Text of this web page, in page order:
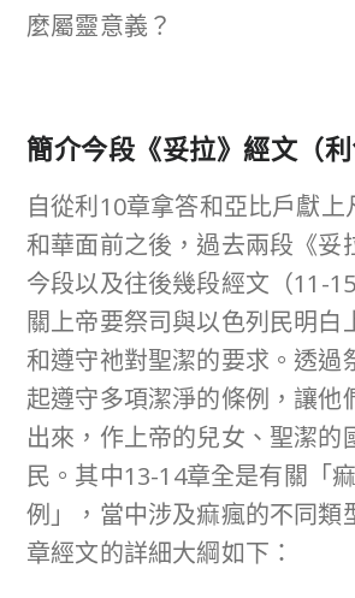
麼屬靈意義？
簡介今段《妥拉》經文（利
自從利10章拿答和亞比戶獻上
和華面前之後，過去兩段《妥
今段以及往後幾段經文（11-
關上帝要祭司與以色列民明白
和遵守祂對聖潔的要求。透過
起遵守多項潔淨的條例，讓他
出來，作上帝的兒女、聖潔的
民。其中13-14章全是有關「
例」，當中涉及痲瘋的不同類
章經文的詳細大綱如下：